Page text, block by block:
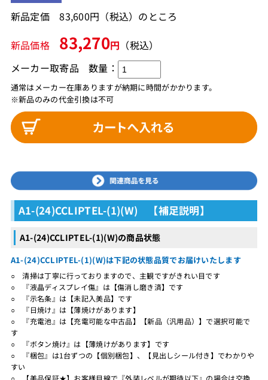
新品定価 83,600円（税込）のところ
新品価格 83,270円 （税込）
メーカー取寄品
通常はメーカー在庫ありますが納期に時間がかかります。
※新品のみの代金引換は不可
数量：
A1-(24)CCLIPTEL-(1)(W) 【補足説明】
A1-(24)CCLIPTEL-(1)(W)の商品状態
A1-(24)CCLIPTEL-(1)(W)は下記の状態品質でお届けいたします
○ 清掃は丁寧に行っておりますので、主観ですがきれい目です
○ 『液晶ディスプレイ傷』は【傷消し磨き済】です
○ 『示名条』は【未記入美品】です
○ 『日焼け』は【薄焼けがあります】
○ 『充電池』は【充電可能な中古品】【新品（汎用品）】で選択可能で
す
○ 『ボタン焼け』は【薄焼けがあります】です
○ 『梱包』は1台ずつの【個別梱包】、【見出しシール付き】でわかりや
すい